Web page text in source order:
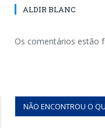
ALDIR BLANC
Os comentários estão
NÃO ENCONTROU O